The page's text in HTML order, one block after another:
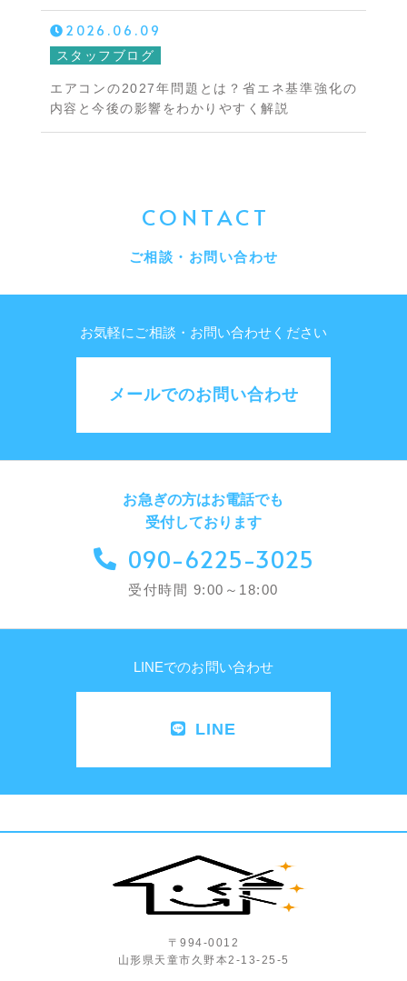
2026.06.09
スタッフブログ
エアコンの2027年問題とは？省エネ基準強化の
内容と今後の影響をわかりやすく解説
CONTACT
ご相談・お問い合わせ
お気軽にご相談・お問い合わせください
メールでのお問い合わせ
お急ぎの方はお電話でも
受付しております
090-6225-3025
受付時間 9:00～18:00
LINEでのお問い合わせ
LINE
〒994-0012
山形県天童市久野本2-13-25-5